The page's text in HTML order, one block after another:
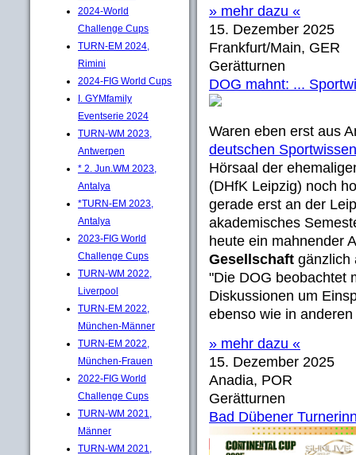
2024-World
Challenge Cups
TURN-EM 2024,
Rimini
2024-FIG World Cups
I. GYMfamily
Eventserie 2024
TURN-WM 2023,
Antwerpen
* 2. Jun.WM 2023,
Antalya
*TURN-EM 2023,
Antalya
2023-FIG World
Challenge Cups
TURN-WM 2022,
Liverpool
TURN-EM 2022,
München-Männer
TURN-EM 2022,
München-Frauen
2022-FIG World
Challenge Cups
TURN-WM 2021,
Männer
TURN-WM 2021,
» mehr dazu «
15. Dezember 2025
Frankfurt/Main, GER
Gerätturnen
DOG mahnt: ...
Waren eben erst aus
deutschen
Hörsaal der
(DHfK Leipzig) noch
gerade erst an der
akademisches
heute ein mahnender
Gesellschaft gänzlich
"Die DOG beobachtet
Diskussionen um
ebenso wie in
» mehr dazu «
15. Dezember 2025
Anadia, POR
Gerätturnen
Bad Dübener